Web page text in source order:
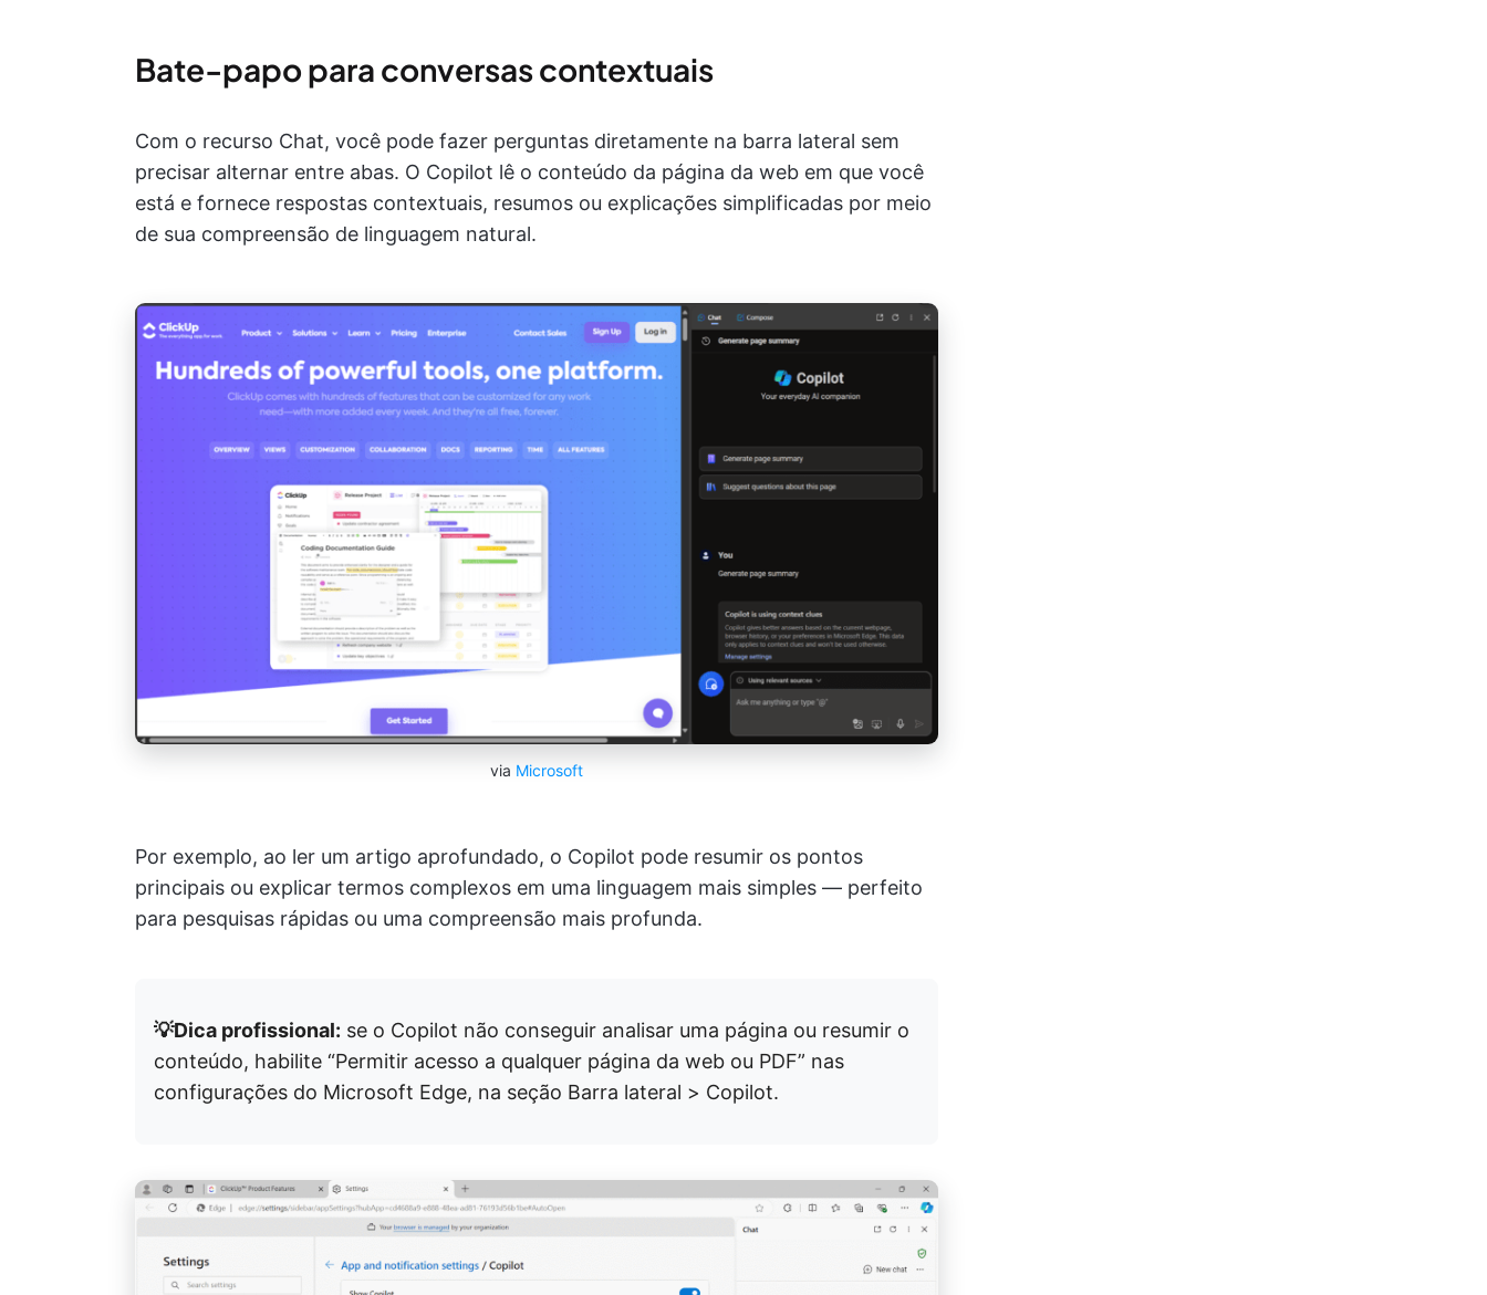
Bate-papo para conversas contextuais
Com o recurso Chat, você pode fazer perguntas diretamente na barra lateral sem
precisar alternar entre abas. O Copilot lê o conteúdo da página da web em que você
está e fornece respostas contextuais, resumos ou explicações simplificadas por meio
de sua compreensão de linguagem natural.
via Microsoft
Por exemplo, ao ler um artigo aprofundado, o Copilot pode resumir os pontos
principais ou explicar termos complexos em uma linguagem mais simples — perfeito
para pesquisas rápidas ou uma compreensão mais profunda.
💡Dica profissional: se o Copilot não conseguir analisar uma página ou resumir o
conteúdo, habilite “Permitir acesso a qualquer página da web ou PDF” nas
configurações do Microsoft Edge, na seção Barra lateral > Copilot.